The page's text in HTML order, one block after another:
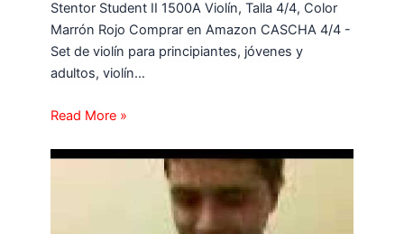
Stentor Student II 1500A Violín, Talla 4/4, Color
Marrón Rojo Comprar en Amazon CASCHA 4/4 -
Set de violín para principiantes, jóvenes y
adultos, violín…
Read More »